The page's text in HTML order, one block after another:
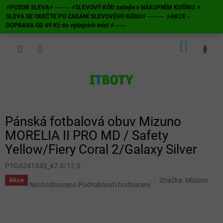
Přejít
na
obsah
⚡POZOR SLEVA⚡ ------ ⚡SLEVOVÝ KÓD zadejte v NÁKUPNÍM KOŠÍKU ⚡
SLEVA SE ODEČTE PO ZADÁNÍ SLEVOVÉHO KÓDU⚡ ------- ⚡AKCE -
DOPRAVA OD 49 Kč do výdejních míst ⚡-----
Pánská fotbalová obuv Mizuno
MORELIA II PRO MD / Safety
Yellow/Fiery Coral 2/Galaxy Silver
P1GA241345_47.0/12.0
Akce
Průměrné
Neohodnoceno Podrobnosti hodnocení
Značka: Mizuno